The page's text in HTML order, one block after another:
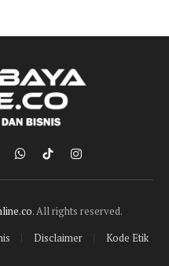
WhatsApp
TikTokInstagram
. All rights reserved.
Disclaimer Kode Etik